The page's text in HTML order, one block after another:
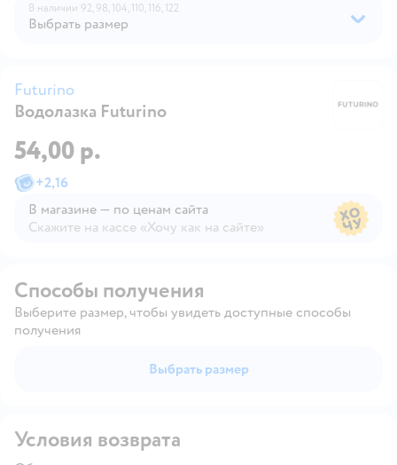
В наличии 92, 98, 104, 110, 116, 122
Выбрать размер
Futurino
Водолазка Futurino
54,00 р.
+2,16
В магазине — по ценам сайта
Скажите на кассе «Хочу как на сайте»
Способы получения
Выберите размер, чтобы увидеть доступные способы
получения
Выбрать размер
Условия возврата